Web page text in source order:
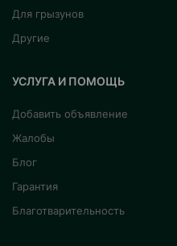
Для грызунов
Другие
УСЛУГА И ПОМОЩЬ
Добавить объявление
Жалобы
Блог
Гарантия
Благотварительность